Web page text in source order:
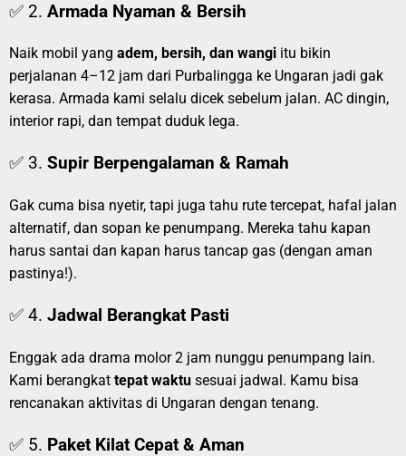
✅ 2. Armada Nyaman & Bersih
Naik mobil yang adem, bersih, dan wangi itu bikin
perjalanan 4–12 jam dari Purbalingga ke Ungaran jadi gak
kerasa. Armada kami selalu dicek sebelum jalan. AC dingin,
interior rapi, dan tempat duduk lega.
✅ 3. Supir Berpengalaman & Ramah
Gak cuma bisa nyetir, tapi juga tahu rute tercepat, hafal jalan
alternatif, dan sopan ke penumpang. Mereka tahu kapan
harus santai dan kapan harus tancap gas (dengan aman
pastinya!).
✅ 4. Jadwal Berangkat Pasti
Enggak ada drama molor 2 jam nunggu penumpang lain.
Kami berangkat tepat waktu sesuai jadwal. Kamu bisa
rencanakan aktivitas di Ungaran dengan tenang.
✅ 5. Paket Kilat Cepat & Aman